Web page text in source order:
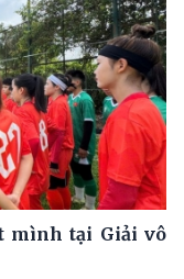
mình tại Giải vô